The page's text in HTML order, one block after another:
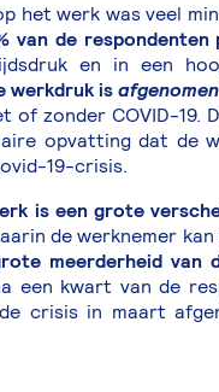
het werk was veel
van de respondenten
en in een
werkdruk isafgenomen
zonder COVID-19.
opvatting dat de
19-crisis.
is een grote
de werknemer
meerderheid van
een kwart van de
crisis in maart